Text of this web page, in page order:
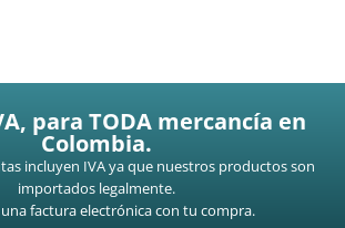
para TODA mercancía en
Colombia.
incluyen IVA ya que nuestros productos son
importados legalmente.
una factura electrónica con tu compra.